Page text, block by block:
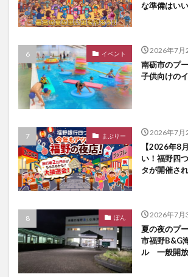
な準備はい
イベント 2026年7月
南砺市のプ
子供向けの
まぶりー 2026年7月
【2026年8
い！福野四
タが開催さ
ぽん 2026年7月
夏の夜のプ
市福野B&G
ル 一般開放